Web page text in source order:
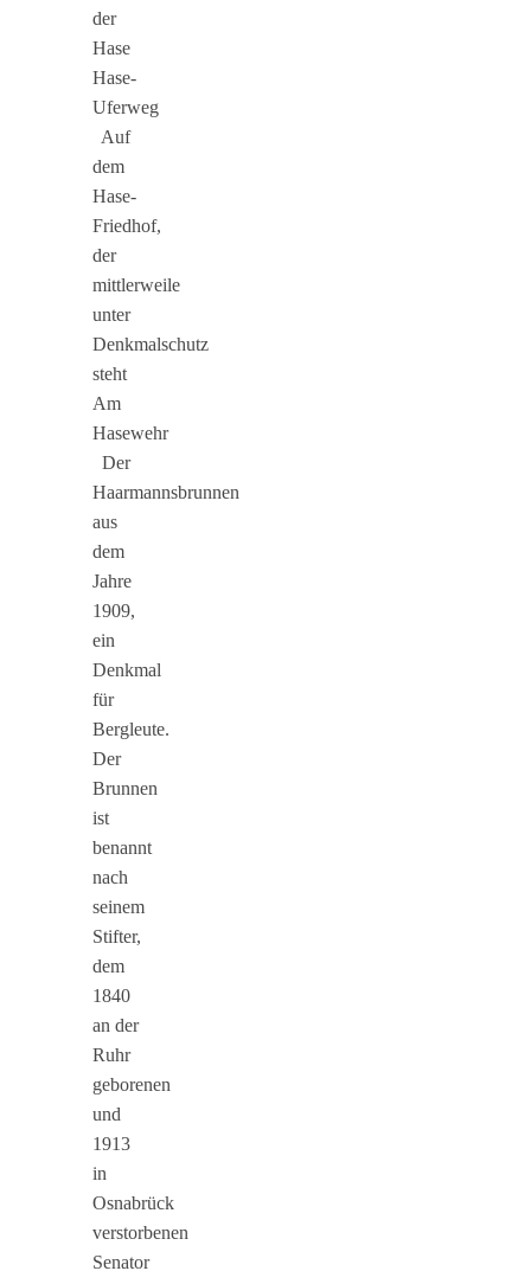
der
Hase
Hase-
Uferweg
Auf
dem
Hase-
Friedhof,
der
mittlerweile
unter
Denkmalschutz
steht
Am
Hasewehr
Der
Haarmannsbrunnen
aus
dem
Jahre
1909,
ein
Denkmal
für
Bergleute.
Der
Brunnen
ist
benannt
nach
seinem
Stifter,
dem
1840
an der
Ruhr
geborenen
und
1913
in
Osnabrück
verstorbenen
Senator